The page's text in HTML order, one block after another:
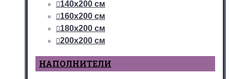
140х200 см
160х200 см
180х200 см
200х200 см
НАПОЛНИТЕЛИ